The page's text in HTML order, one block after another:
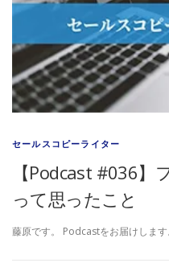
セールスコピーライター
【Podcast #036
って思ったこと
藤原です。 Podcastをお届けしま